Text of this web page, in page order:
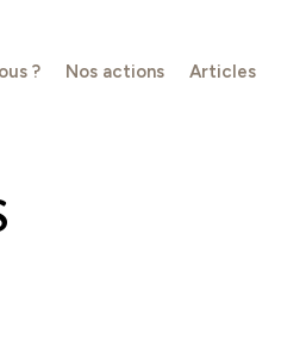
? Nos actions Articles